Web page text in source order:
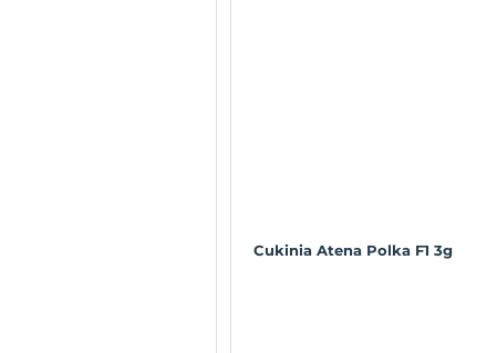
Cukinia Atena Polka F1 3g